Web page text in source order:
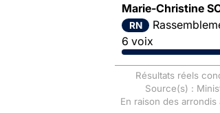
Marie-Christine
RN
6 voix
Résultats réels
Source(s) :
En raison des